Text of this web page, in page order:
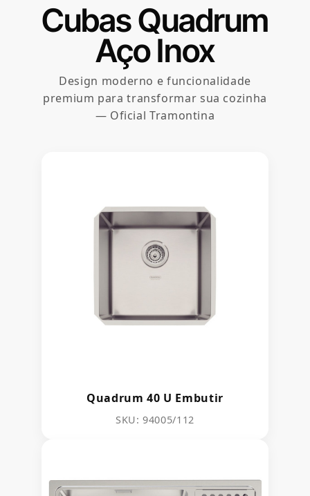
Cubas Quadrum
Aço Inox
Design moderno e funcionalidade
premium para transformar sua cozinha
— Oficial Tramontina
Quadrum 40 U Embutir
SKU: 94005/112